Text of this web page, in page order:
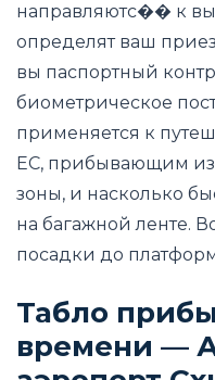
направляютс�� к
определят ваш
вы паспортный
биометрическое
применяется к
ЕС, прибывающим
зоны, и насколько
на багажной ленте.
посадки до
Табло
времени —